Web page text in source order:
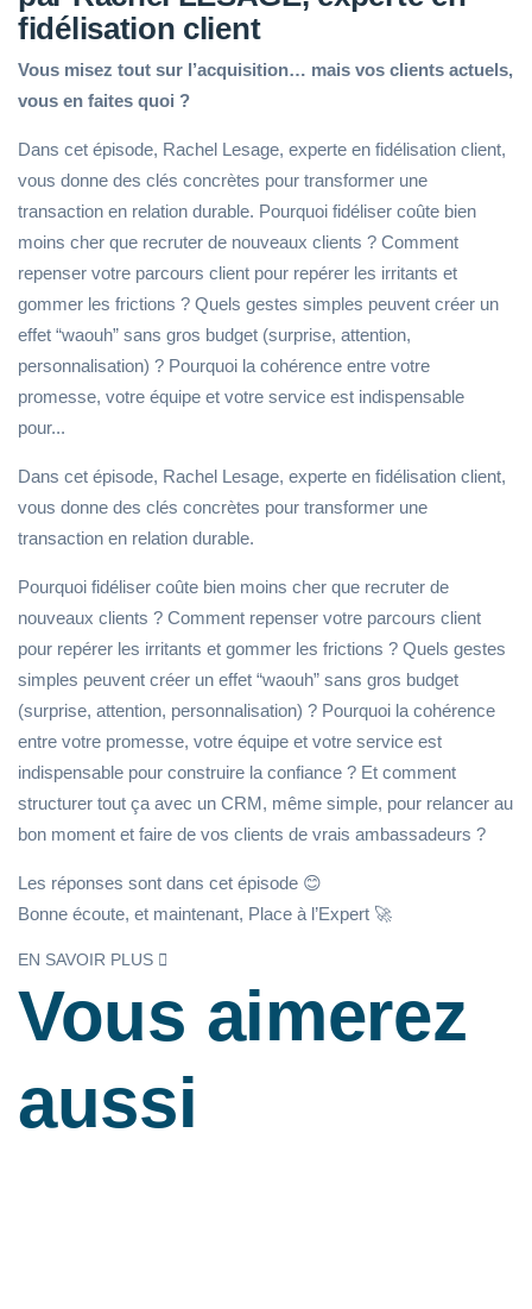
fidélisation client
Vous misez tout sur l’acquisition… mais vos clients actuels,
vous en faites quoi ?
Dans cet épisode, Rachel Lesage, experte en fidélisation client,
vous donne des clés concrètes pour transformer une
transaction en relation durable. Pourquoi fidéliser coûte bien
moins cher que recruter de nouveaux clients ? Comment
repenser votre parcours client pour repérer les irritants et
gommer les frictions ? Quels gestes simples peuvent créer un
effet “waouh” sans gros budget (surprise, attention,
personnalisation) ? Pourquoi la cohérence entre votre
promesse, votre équipe et votre service est indispensable
pour...
Dans cet épisode, Rachel Lesage, experte en fidélisation client,
vous donne des clés concrètes pour transformer une
transaction en relation durable.
Pourquoi fidéliser coûte bien moins cher que recruter de
nouveaux clients ? Comment repenser votre parcours client
pour repérer les irritants et gommer les frictions ? Quels gestes
simples peuvent créer un effet “waouh” sans gros budget
(surprise, attention, personnalisation) ? Pourquoi la cohérence
entre votre promesse, votre équipe et votre service est
indispensable pour construire la confiance ? Et comment
structurer tout ça avec un CRM, même simple, pour relancer au
bon moment et faire de vos clients de vrais ambassadeurs ?
Les réponses sont dans cet épisode 😊
Bonne écoute, et maintenant, Place à l’Expert 🚀
EN SAVOIR PLUS
Vous aimerez
aussi